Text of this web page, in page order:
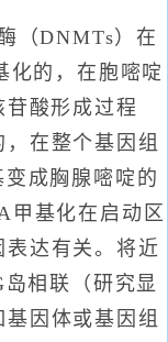
DNMTs）在
化的，在胞嘧啶
酸形成过程
在整个基因组
成胸腺嘧啶的
甲基化在启动区
表达有关。将近
相联（研究显
因体或基因组